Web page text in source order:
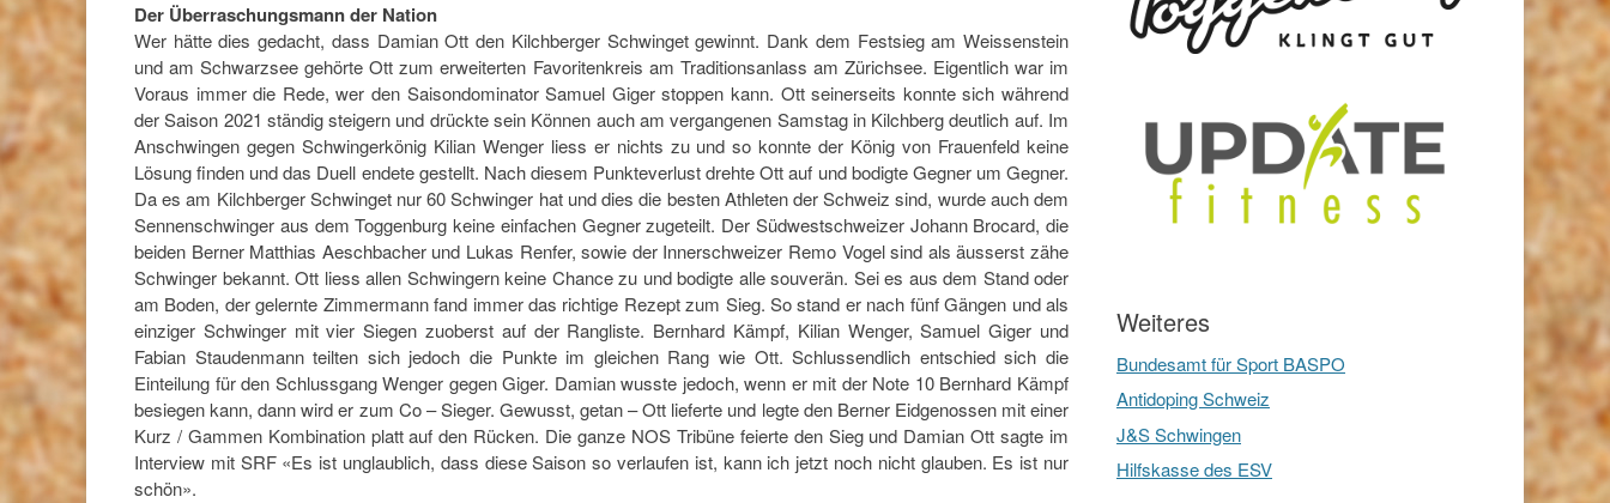
Der Überraschungsmann der Nation
Wer hätte dies gedacht, dass Damian Ott den Kilchberger Schwinget gewinnt. Dank dem Festsieg am Weissenstein
und am Schwarzsee gehörte Ott zum erweiterten Favoritenkreis am Traditionsanlass am Zürichsee. Eigentlich war im
Voraus immer die Rede, wer den Saisondominator Samuel Giger stoppen kann. Ott seinerseits konnte sich während
der Saison 2021 ständig steigern und drückte sein Können auch am vergangenen Samstag in Kilchberg deutlich auf. Im
Anschwingen gegen Schwingerkönig Kilian Wenger liess er nichts zu und so konnte der König von Frauenfeld keine
Lösung finden und das Duell endete gestellt. Nach diesem Punkteverlust drehte Ott auf und bodigte Gegner um Gegner.
Da es am Kilchberger Schwinget nur 60 Schwinger hat und dies die besten Athleten der Schweiz sind, wurde auch dem
Sennenschwinger aus dem Toggenburg keine einfachen Gegner zugeteilt. Der Südwestschweizer Johann Brocard, die
beiden Berner Matthias Aeschbacher und Lukas Renfer, sowie der Innerschweizer Remo Vogel sind als äusserst zähe
Schwinger bekannt. Ott liess allen Schwingern keine Chance zu und bodigte alle souverän. Sei es aus dem Stand oder
am Boden, der gelernte Zimmermann fand immer das richtige Rezept zum Sieg. So stand er nach fünf Gängen und als
einziger Schwinger mit vier Siegen zuoberst auf der Rangliste. Bernhard Kämpf, Kilian Wenger, Samuel Giger und
Fabian Staudenmann teilten sich jedoch die Punkte im gleichen Rang wie Ott. Schlussendlich entschied sich die
Einteilung für den Schlussgang Wenger gegen Giger. Damian wusste jedoch, wenn er mit der Note 10 Bernhard Kämpf
besiegen kann, dann wird er zum Co – Sieger. Gewusst, getan – Ott lieferte und legte den Berner Eidgenossen mit einer
Kurz / Gammen Kombination platt auf den Rücken. Die ganze NOS Tribüne feierte den Sieg und Damian Ott sagte im
Interview mit SRF «Es ist unglaublich, dass diese Saison so verlaufen ist, kann ich jetzt noch nicht glauben. Es ist nur
schön».
Weiteres
Bundesamt für Sport BASPO
Antidoping Schweiz
J&S Schwingen
Hilfskasse des ESV